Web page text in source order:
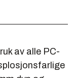
av alle PC-